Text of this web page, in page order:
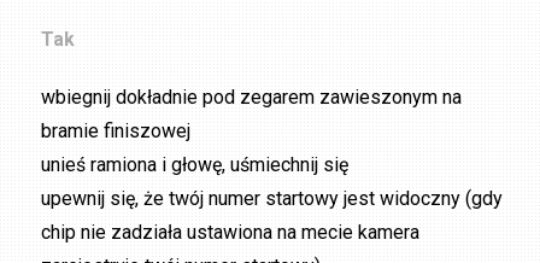
Tak
wbiegnij dokładnie pod zegarem zawieszonym na
bramie finiszowej
unieś ramiona i głowę, uśmiechnij się
upewnij się, że twój numer startowy jest widoczny (gdy
chip nie zadziała ustawiona na mecie kamera